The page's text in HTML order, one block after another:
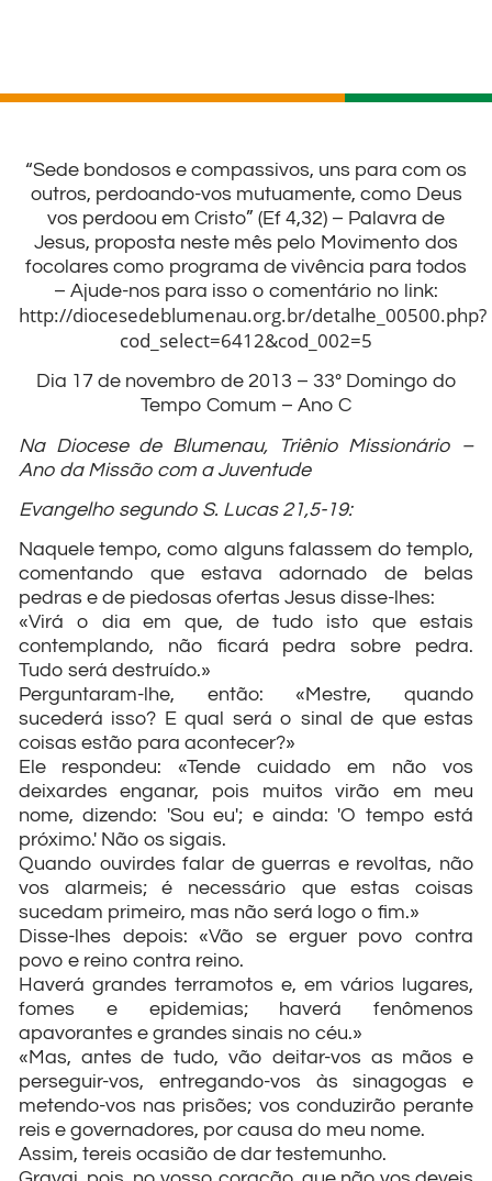
“Sede bondosos e compassivos, uns para com os
outros, perdoando-vos mutuamente, como Deus
vos perdoou em Cristo” (Ef 4,32) – Palavra de
Jesus, proposta neste mês pelo Movimento dos
focolares como programa de vivência para todos
– Ajude-nos para isso o comentário no link:
http://diocesedeblumenau.org.br/detalhe_00500.php?
cod_select=6412&cod_002=5
Dia 17 de novembro de 2013 – 33º Domingo do
Tempo Comum – Ano C
Na Diocese de Blumenau, Triênio Missionário –
Ano da Missão com a Juventude
Evangelho segundo S. Lucas 21,5-19:
Naquele tempo, como alguns falassem do templo,
comentando que estava adornado de belas
pedras e de piedosas ofertas Jesus disse-lhes:
«Virá o dia em que, de tudo isto que estais
contemplando, não ficará pedra sobre pedra.
Tudo será destruído.»
Perguntaram-lhe, então: «Mestre, quando
sucederá isso? E qual será o sinal de que estas
coisas estão para acontecer?»
Ele respondeu: «Tende cuidado em não vos
deixardes enganar, pois muitos virão em meu
nome, dizendo: 'Sou eu'; e ainda: 'O tempo está
próximo.' Não os sigais.
Quando ouvirdes falar de guerras e revoltas, não
vos alarmeis; é necessário que estas coisas
sucedam primeiro, mas não será logo o fim.»
Disse-lhes depois: «Vão se erguer povo contra
povo e reino contra reino.
Haverá grandes terramotos e, em vários lugares,
fomes e epidemias; haverá fenômenos
apavorantes e grandes sinais no céu.»
«Mas, antes de tudo, vão deitar-vos as mãos e
perseguir-vos, entregando-vos às sinagogas e
metendo-vos nas prisões; vos conduzirão perante
reis e governadores, por causa do meu nome.
Assim, tereis ocasião de dar testemunho.